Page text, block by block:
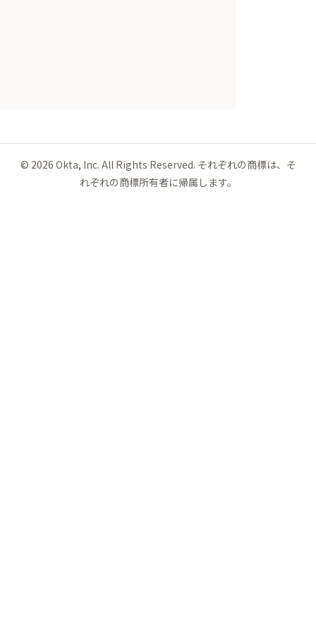
© 2026 Okta, Inc. All Rights Reserved. それぞれの商標は、そ
れぞれの商標所有者に帰属します。